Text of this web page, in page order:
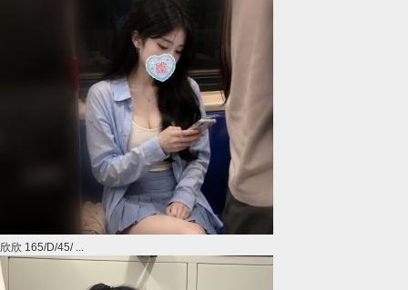
欣欣 165/D/45/ ...